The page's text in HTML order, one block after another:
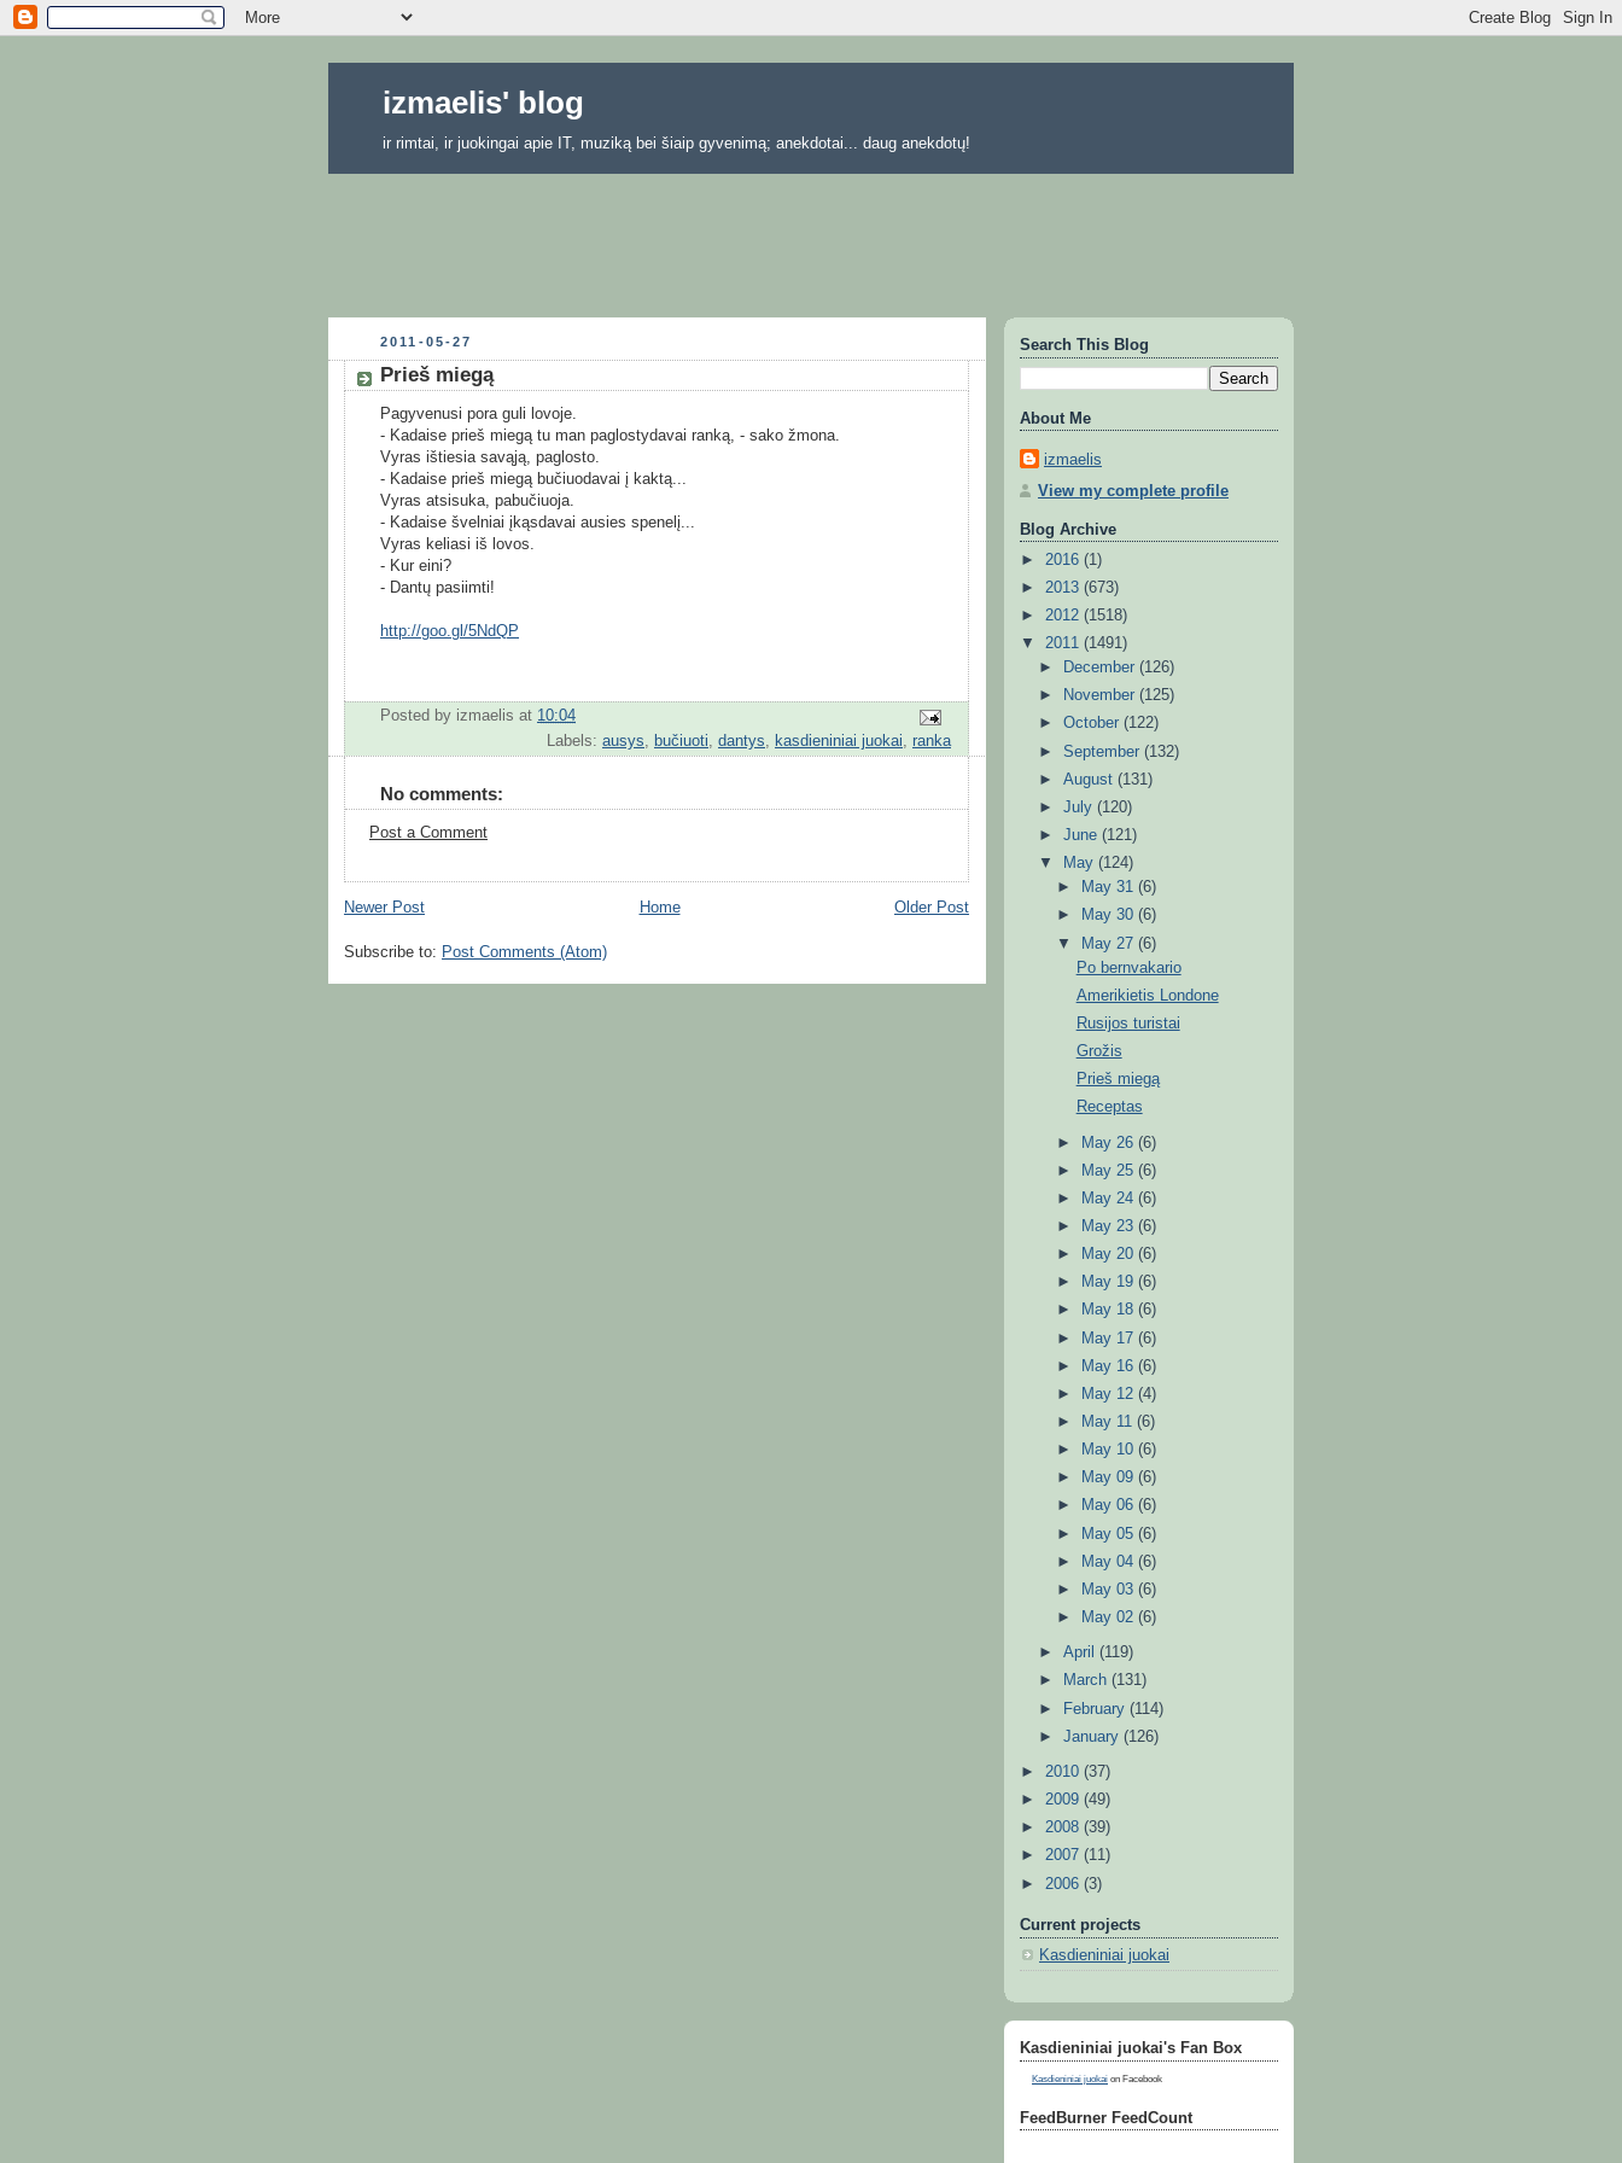
izmaelis' blog
ir rimtai, ir juokingai apie IT, muziką bei šiaip gyvenimą; anekdotai... daug anekdotų!
2011-05-27
Prieš miegą
Pagyvenusi pora guli lovoje.
- Kadaise prieš miegą tu man paglostydavai ranką, - sako žmona.
Vyras ištiesia savąją, paglosto.
- Kadaise prieš miegą bučiuodavai į kaktą...
Vyras atsisuka, pabučiuoja.
- Kadaise švelniai įkąsdavai ausies spenelį...
Vyras keliasi iš lovos.
- Kur eini?
- Dantų pasiimti!
http://goo.gl/5NdQP
Posted by izmaelis at 10:04
Labels: ausys bučiuoti dantys kasdieniniai juokai ranka
No comments:
Post a Comment
Newer Post Older Post
Home
Subscribe to: Post Comments (Atom)
Search This Blog
About Me
izmaelis
View my complete profile
Blog Archive
► 2016 (1)
► 2013 (673)
► 2012 (1518)
▼ 2011 (1491)
►
December(126)
►
November(125)
►October(122)
►September(132)
►August(131)
►July(120)
►June(121)
▼
May(124)
►
May 31(6)
►
May 30(6)
▼
May 27(6)
Po bernvakario
Amerikietis Londone
Rusijos turistai
Grožis
Prieš miegą
Receptas
► May 26(6)
►
May 25(6)
►
May 24(6)
►
May 23(6)
►
May 20(6)
►
May 19(6)
►
May 18(6)
►
May 17(6)
►
May 16(6)
►
May 12(4)
►
May 11(6)
►
May 10(6)
►
May 09(6)
►
May 06(6)
►
May 05(6)
►
May 04(6)
►
May 03(6)
►
May 02(6)
►April(119)
►
March(131)
►
February(114)
►January(126)
► 2010 (37)
► 2009 (49)
► 2008 (39)
► 2007 (11)
► 2006 (3)
Current projects
Kasdieniniai juokai
Kasdieniniai juokai's Fan Box
Kasdieniniai juokai on Facebook
FeedBurner FeedCount